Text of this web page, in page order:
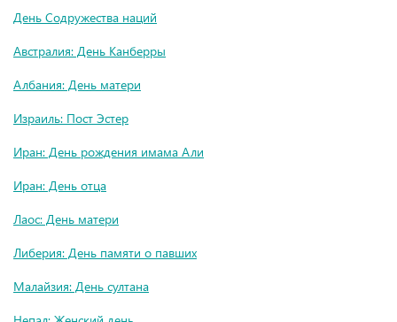
День Содружества наций
Австралия: День Канберры
Албания: День матери
Израиль: Пост Эстер
Иран: День рождения имама Али
Иран: День отца
Лаос: День матери
Либерия: День памяти о павших
Малайзия: День султана